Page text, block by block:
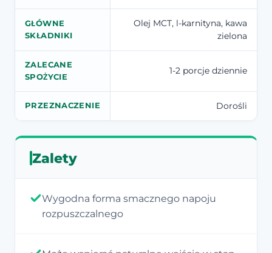
GŁÓWNE
SKŁADNIKI
Olej MCT, l-karnityna, kawa
zielona
ZALECANE
SPOŻYCIE
1-2 porcje dziennie
PRZEZNACZENIE Dorośli
Zalety
Wygodna forma smacznego napoju
rozpuszczalnego